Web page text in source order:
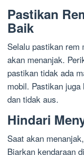
Pastikan
Baik
Selalu pastikan rem
akan menanjak.
pastikan tidak ada
mobil. Pastikan
dan tidak aus.
Hindari
Saat akan
Biarkan kendaraan